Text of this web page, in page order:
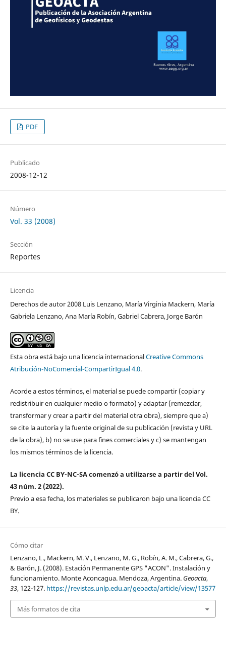
PDF
Publicado
2008-12-12
Número
Vol. 33 (2008)
Sección
Reportes
Licencia
Derechos de autor 2008 Luis Lenzano, María Virginia Mackern, María
Gabriela Lenzano, Ana María Robín, Gabriel Cabrera, Jorge Barón
Esta obra está bajo una licencia internacionalCreative Commons
Atribución-NoComercial-CompartirIgual 4.0.
Acorde a estos términos, el material se puede compartir (copiar y
redistribuir en cualquier medio o formato) y adaptar (remezclar,
transformar y crear a partir del material otra obra), siempre que a)
se cite la autoría y la fuente original de su publicación (revista y URL
de la obra), b) no se use para fines comerciales y c) se mantengan
los mismos términos de la licencia.
La licencia CC BY-NC-SA comenzó a utilizarse a partir del Vol.
43 núm. 2 (2022).
Previo a esa fecha, los materiales se publicaron bajo una licencia CC
BY.
Cómo citar
Lenzano, L., Mackern, M. V., Lenzano, M. G., Robín, A. M., Cabrera, G.,
& Barón, J. (2008). Estación Permanente GPS "ACON". Instalación y
funcionamiento. Monte Aconcagua. Mendoza, Argentina. Geoacta,
33, 122-127. https://revistas.unlp.edu.ar/geoacta/article/view/13577
Más formatos de cita